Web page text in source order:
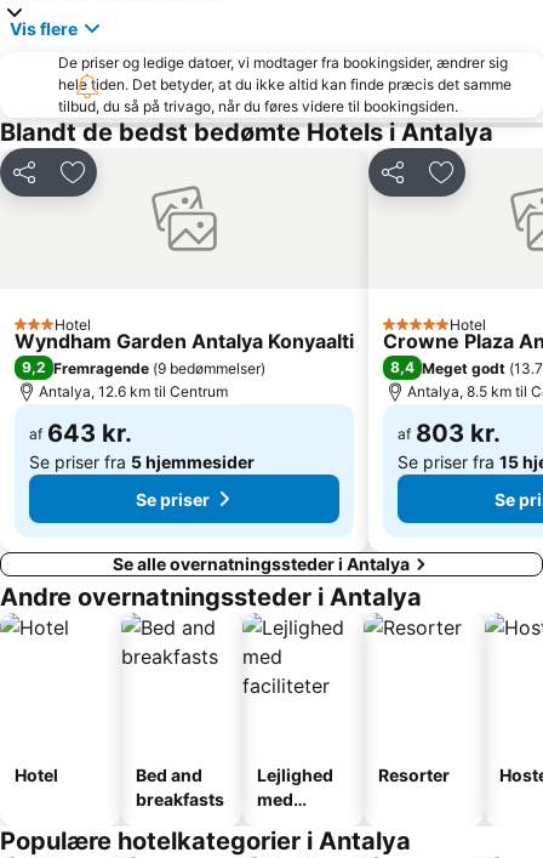
Hadrian's Gate
Bogazkent
Sammy
Gazipasa Ogretmenevi Beach
Tekeli Mehmet Pasa Mosque
ForFun
Antalya Aquarium
Sarisu Public Beach
Tekirova Beach
Ataturk Sports Hall
Ayisigi Beach
Olympos
Phaselis
Vis flere
De priser og ledige datoer, vi modtager fra bookingsider, ændrer sig
hele tiden. Det betyder, at du ikke altid kan finde præcis det samme
tilbud, du så på trivago, når du føres videre til bookingsiden.
Blandt de bedst bedømte Hotels i Antalya
Del Føj til favoritter
3 Stjerner
Hotel
Wyndham Garden Antalya Konyaalti
9,2 Fremragende (9 bedømmelser)
Antalya, 12.6 km til Centrum
af 643 kr.
Se priser fra 5 hjemmesider
Se priser
Del Føj til
5 StjernerHotel
Crowne Plaza
8,4 Meget godt (
Antalya, 8.5 km til
af 803 kr.
Se priser fra 15
Se
Se alle overnatningssteder i Antalya
Andre overnatningssteder i Antalya
Hotel
Bed and
breakfasts
Lejlighed
med
Resorter
Populære hotelkategorier i Antalya